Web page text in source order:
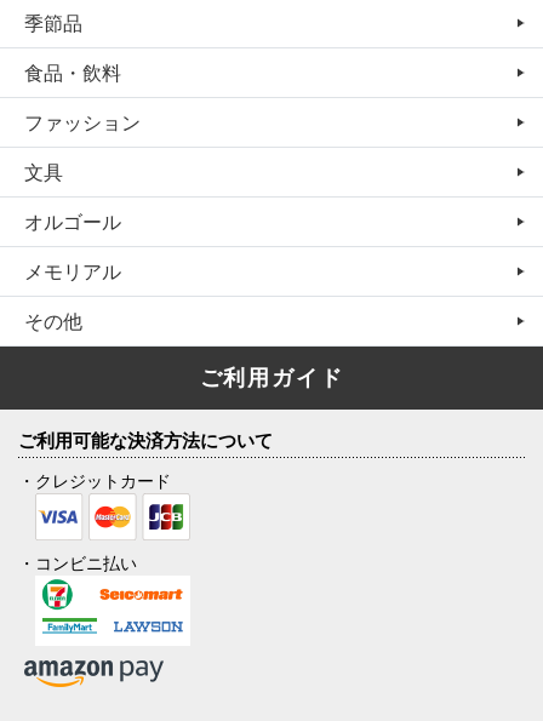
季節品
食品・飲料
ファッション
文具
オルゴール
メモリアル
その他
ご利用ガイド
ご利用可能な決済方法について
・クレジットカード
・コンビニ払い